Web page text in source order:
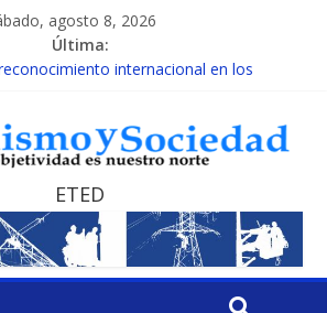
agosto 8, 2026
Última:
internacional en los
año es Día Nacional de la lucha contra el
DE LA COALICIÓN
Albizu apoyarán rehabilitación de
de Consulta Nacional por la
ETED